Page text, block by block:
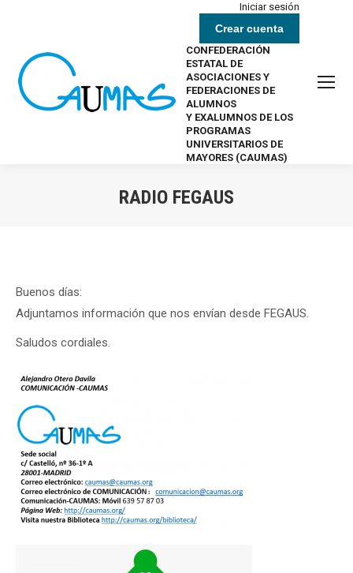
Iniciar sesión
Crear cuenta
CONFEDERACIÓN
ESTATAL DE
ASOCIACIONES Y
FEDERACIONES DE
ALUMNOS
Y EXALUMNOS DE LOS
PROGRAMAS
UNIVERSITARIOS DE
MAYORES (CAUMAS)
RADIO FEGAUS
Buenos días:
Adjuntamos información que nos envían desde FEGAUS.
Saludos cordiales.